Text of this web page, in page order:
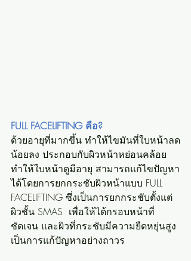
FULL FACELIFTING คือ?
ด้วยอายุที่มากขึ้น ทำให้ไขมันที่ใบหน้าลด
น้อยลง ประกอบกับผิวหน้าหย่อนคล้อย
ทำให้ใบหน้าดูมีอายุ สามารถแก้ไขปัญหา
ได้โดยการยกกระชับผิวหน้าแบบ FULL
FACELIFTING ซึ่งเป็นการยกกระชับตั้งแต่
ผิวชั้น SMAS  เพื่อให้ได้กรอบหน้าที่
ชัดเจน และผิวที่กระชับมีความยืดหยุ่นสูง
เป็นการแก้ปัญหาอย่างถาวร